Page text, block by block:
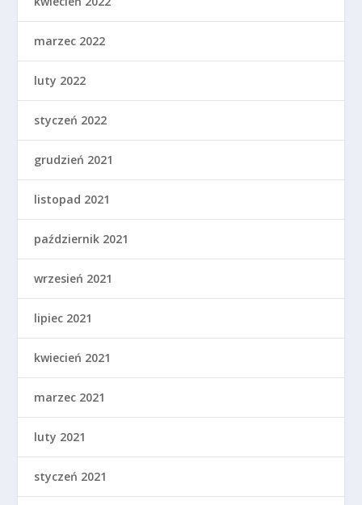
marzec 2022
luty 2022
styczeń 2022
grudzień 2021
listopad 2021
październik 2021
wrzesień 2021
lipiec 2021
kwiecień 2021
marzec 2021
luty 2021
styczeń 2021